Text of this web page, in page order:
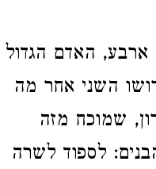
ארבע, האדם הגדול
השני אחר מה
שמוכח מזה
לספוד לשרה